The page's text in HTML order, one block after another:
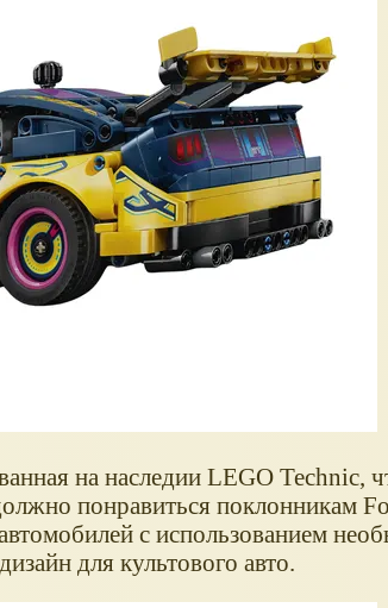
на наследии LEGO Technic,
понравиться поклонникам
с использованием
для культового авто.